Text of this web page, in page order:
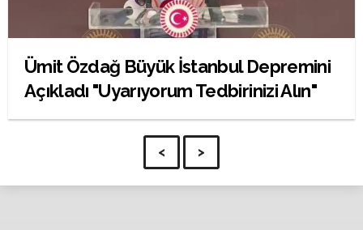
Ümit Özdağ Büyük İstanbul Depremini
Açıkladı "Uyarıyorum Tedbirinizi Alın"
< >